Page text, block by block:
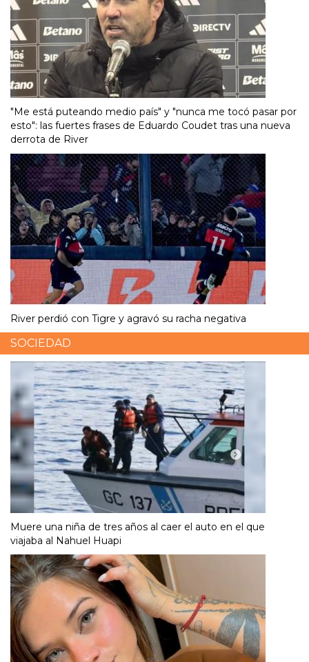
"Me está puteando medio país" y "nunca me tocó pasar por
esto": las fuertes frases de Eduardo Coudet tras una nueva
derrota de River
River perdió con Tigre y agravó su racha negativa
SOCIEDAD
Muere una niña de tres años al caer el auto en el que
viajaba al Nahuel Huapi